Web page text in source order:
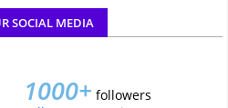
SOCIAL MEDIA
1000+ followers